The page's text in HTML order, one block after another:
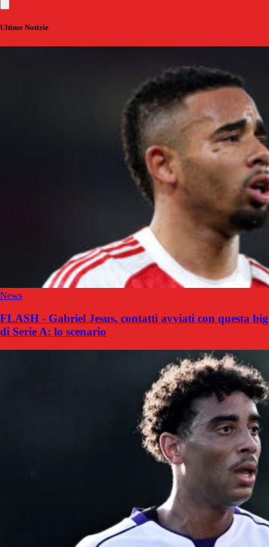
Ultime Notizie
News
FLASH - Gabriel Jesus, contatti avviati con questa big
di Serie A: lo scenario